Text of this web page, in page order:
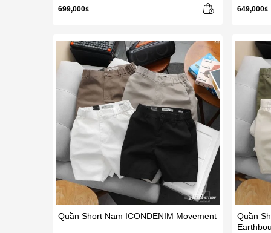
699,000₫ 649,000₫
Quần Short Nam ICONDENIM Movement
Quần